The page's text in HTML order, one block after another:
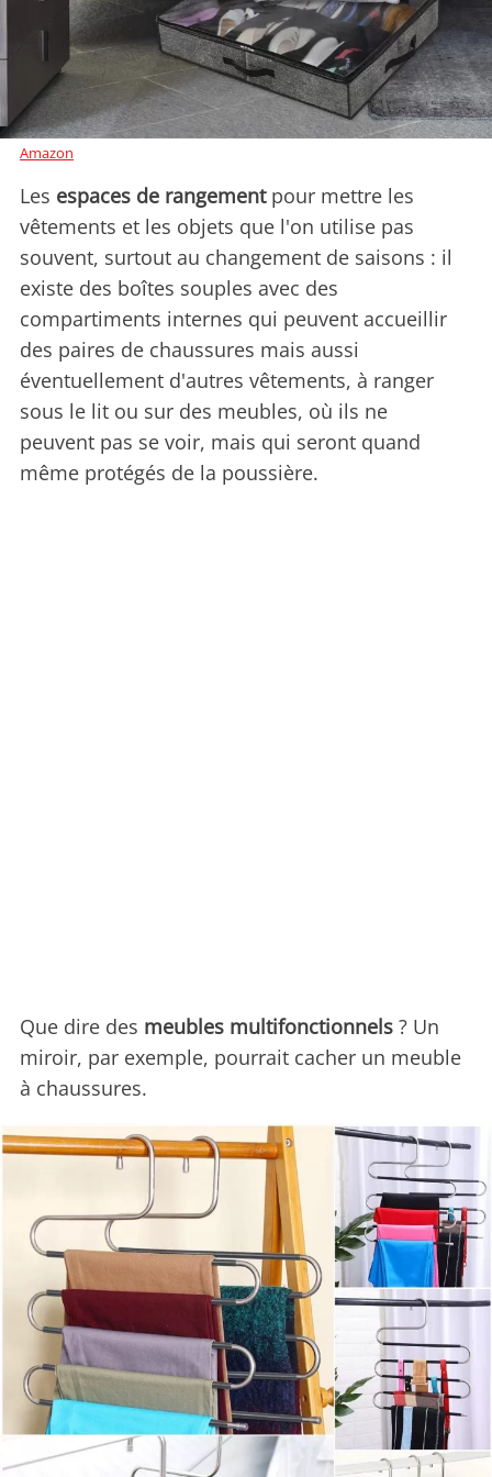
Amazon
Les espaces de rangementpour mettre les
vêtements et les objets que l'on utilise pas
souvent, surtout au changement de saisons : il
existe des boîtes souples avec des
compartiments internes qui peuvent accueillir
des paires de chaussures mais aussi
éventuellement d'autres vêtements, à ranger
sous le lit ou sur des meubles, où ils ne
peuvent pas se voir, mais qui seront quand
même protégés de la poussière.
Que dire des meubles multifonctionnels ? Un
miroir, par exemple, pourrait cacher un meuble
à chaussures.